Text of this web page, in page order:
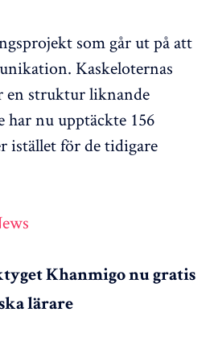
som går ut på att
Kaskeloternas
en struktur liknande
har nu upptäckte 156
istället för de tidigare
Khanmigo nu gratis
lärare